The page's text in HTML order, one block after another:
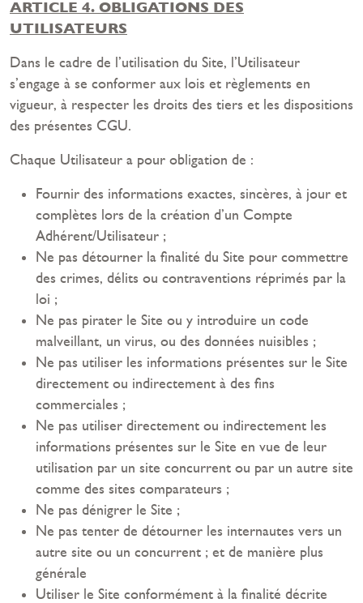
ARTICLE 4. OBLIGATIONS DES
UTILISATEURS
Dans le cadre de l’utilisation du Site, l’Utilisateur
s’engage à se conformer aux lois et règlements en
vigueur, à respecter les droits des tiers et les dispositions
des présentes CGU.
Chaque Utilisateur a pour obligation de :
Fournir des informations exactes, sincères, à jour et
complètes lors de la création d’un Compte
Adhérent/Utilisateur ;
Ne pas détourner la finalité du Site pour commettre
des crimes, délits ou contraventions réprimés par la
loi ;
Ne pas pirater le Site ou y introduire un code
malveillant, un virus, ou des données nuisibles ;
Ne pas utiliser les informations présentes sur le Site
directement ou indirectement à des fins
commerciales ;
Ne pas utiliser directement ou indirectement les
informations présentes sur le Site en vue de leur
utilisation par un site concurrent ou par un autre site
comme des sites comparateurs ;
Ne pas dénigrer le Site ;
Ne pas tenter de détourner les internautes vers un
autre site ou un concurrent ; et de manière plus
générale
Utiliser le Site conformément à la finalité décrite